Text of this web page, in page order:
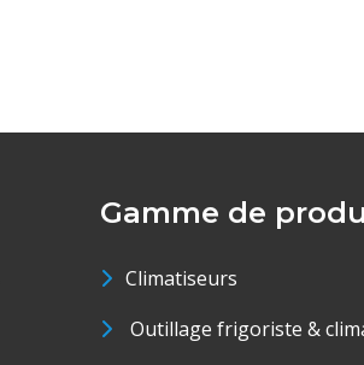
Gamme de
Climatiseurs
Outillage frigoriste &